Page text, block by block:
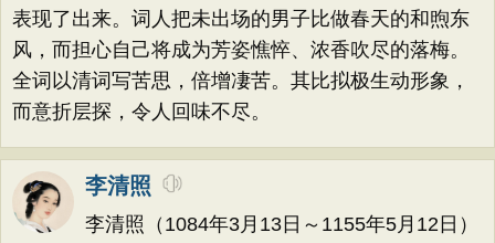
表现了出来。词人把未出场的男子比做春天的和煦东
风，而担心自己将成为芳姿憔悴、浓香吹尽的落梅。
全词以清词写苦思，倍增凄苦。其比拟极生动形象，
而意折层探，令人回味不尽。
李清照
李清照（1084年3月13日～1155年5月12日）